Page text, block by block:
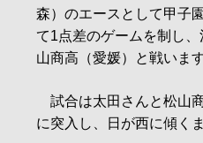
森）のエースとして甲子
て1点差のゲームを制し
山商高（愛媛）と戦います
試合は太田さんと松山
に突入し、日が西に傾く